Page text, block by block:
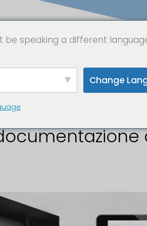
da
be speaking a different
Change